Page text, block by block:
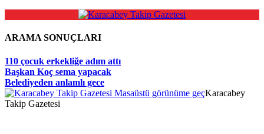
ARAMA SONUÇLARI
110 çocuk erkekliğe adım attı
Başkan Koç sema yapacak
Belediyeden anlamlı gece
Masaüstü görünüme geçKaracabey
Takip Gazetesi